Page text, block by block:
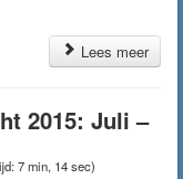
Lees meer
2015: Juli –
7 min, 14 sec)